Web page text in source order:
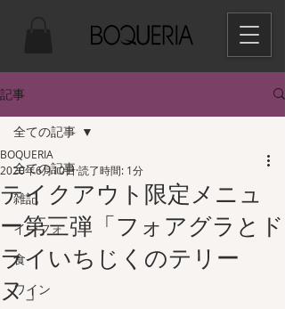
記事
全ての記事
雑記
インフォ
食
ワイン
全ての記事
テイクアウト限定メニュ
ー第三弾「フォアグラとド
ライいちじくのテリー
ヌ」
BOQUERIA
2020年6月10日読了時間: 1分